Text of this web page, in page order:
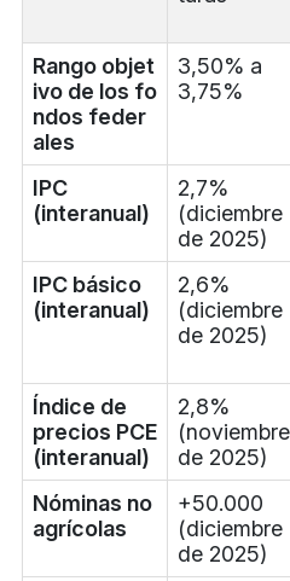
Rango objet
ivo de los fo
ndos feder
ales
3,50% a
3,75%
IPC
(interanual)
2,7%
(diciembre
de 2025)
IPC básico
(interanual)
2,6%
(diciembre
de 2025)
Índice de
precios PCE
(interanual)
2,8%
(noviembre
de 2025)
Nóminas no
agrícolas
+50.000
(diciembre
de 2025)